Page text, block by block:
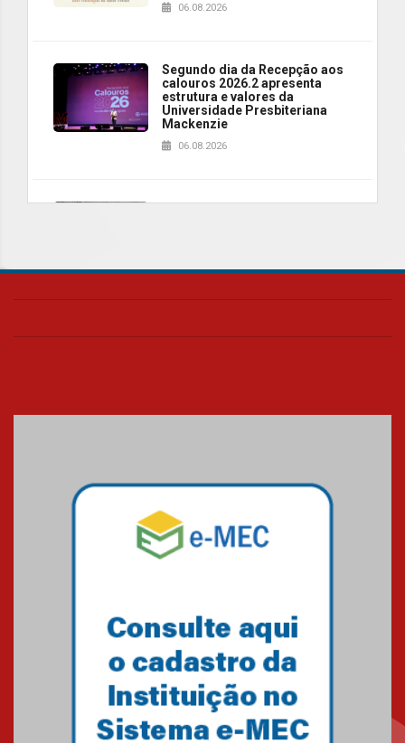
06.08.2026
Segundo dia da Recepção aos
calouros 2026.2 apresenta
estrutura e valores da
Universidade Presbiteriana
Mackenzie
06.08.2026
realizará nova edição da Feira
04.08.2026
Mackenzie recepciona os
calouros do segundo semestre
Como o Colégio Mackenzie
Brasília prepara seus
estudantes para o PAS antes
mesmo do Ensino Médio